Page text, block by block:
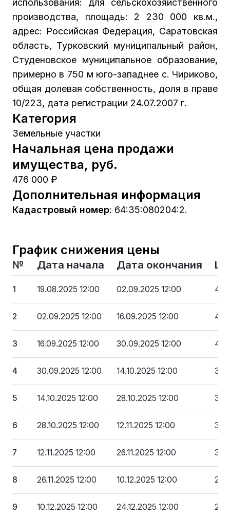
использования: для сельскохозяйственного
производства, площадь: 2 230 000 кв.м.,
адрес: Российская Федерация, Саратовская
область, Турковский муниципальный район,
Студеновское муниципальное образование,
примерно в 750 м юго-западнее с. Чириково,
общая долевая собственность, доля в праве
10/223, дата регистрации 24.07.2007 г.
Категория
Земельные участки
Начальная цена продажи
имущества, руб.
476 000 ₽
Дополнительная информация
Кадастровый номер: 64:35:080204:2.
График снижения цены
№ Дата начала Дата окончания
1 19.08.2025 12:00 02.09.2025 12:00
2 02.09.2025 12:00 16.09.2025 12:00
3 16.09.2025 12:00 30.09.2025 12:00
4 30.09.2025 12:00 14.10.2025 12:00
5 14.10.2025 12:00 28.10.2025 12:00
6 28.10.2025 12:00 12.11.2025 12:00
7 12.11.2025 12:00 26.11.2025 12:00
8 26.11.2025 12:00 10.12.2025 12:00
9 10.12.2025 12:00 24.12.2025 12:00